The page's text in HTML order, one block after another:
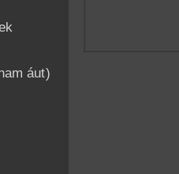
áut)